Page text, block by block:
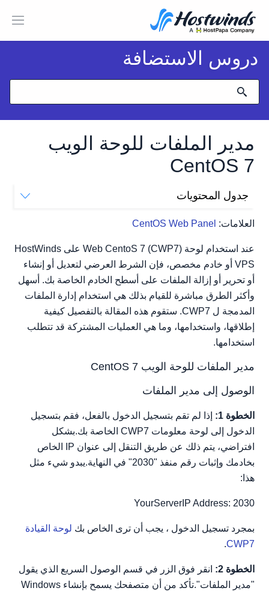
دروس الاستضافة
مدير الملفات للوحة الويب
CentOS 7
العلامات: CentOS Web Panel
جدول المحتويات
الوصول إلى مدير الملفات
أجزاء من مدير الملفات
شجرة الملفات
لوحة القيادة
قائمة الدليل المختارة
عند استخدام لوحة Web CentoS 7 (CWP7) على HostWinds
VPS أو خادم مخصص، فإن الشرط العرضي لتعديل أو إنشاء
أو تحرير أو إزالة الملفات على أسطح الخادم الخاصة بك. أسهل
وأكثر الطرق مباشرة للقيام بذلك هي استخدام إدارة الملفات
المدمجة ل CWP7. ستقوم هذه المقالة بالتفصيل كيفية
إطلاقها، واستخدامها، وما هي العمليات المشتركة قد تتطلب
استخدامها.
مدير الملفات للوحة الويب CentOS 7
الوصول إلى مدير الملفات
الخطوة 1:
إذا لم تقم بتسجيل الدخول بالفعل، فقم بتسجيل
الدخول إلى لوحة معلومات CWP7 الخاصة بك.بشكل
افتراضي، يتم ذلك عن طريق التنقل إلى عنوان IP الخاص
بخادمك وإثبات رقم منفذ "2030" في النهاية.يبدو شيء مثل
هذا:
YourServerIP Address: 2030
بمجرد تسجيل الدخول ، يجب أن ترى الخاص بك لوحة القيادة
CWP7
.
الخطوة 2:
انقر فوق الزر في قسم الوصول السريع الذي يقول
"مدير الملفات".تأكد من أن متصفحك يسمح بإنشاء Windows